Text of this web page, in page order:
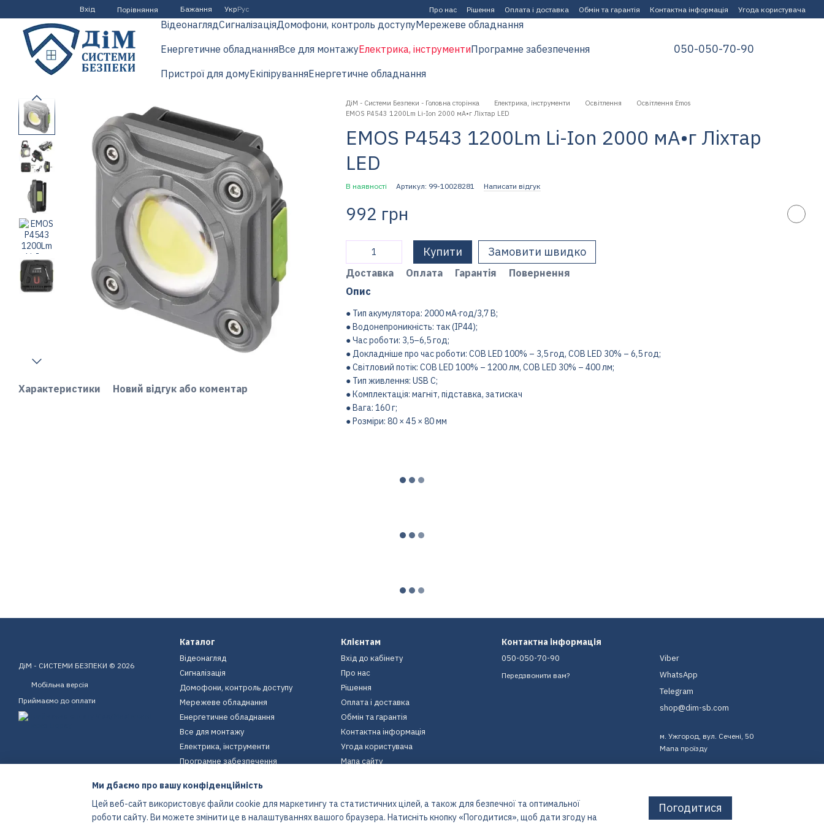
Перейти до основного контенту
Вхід Порівняння Бажання УкрРус Про нас Рішення Оплата і доставка Обмін та гарантія Контактна інформація Угода користувача
ВідеонаглядСигналізаціяДомофони, контроль доступуМережеве обладнання
Енергетичне обладнанняВсе для монтажуЕлектрика, інструментиПрограмне забезпечення
Пристрої для домуЕкіпіруванняЕнергетичне обладнання
050-050-70-90
Характеристики Новий відгук або коментар
ДіМ - Системи Безпеки - Головна сторінка Електрика, інструменти Освітлення
Освітлення Emos
EMOS P4543 1200Lm Li-Ion 2000 мА•г Лiхтар LED
EMOS P4543 1200Lm Li-Ion 2000 мА•г Лiхтар
LED
В наявності Артикул: 99-10028281 Написати відгук
992 грн
Купити Замовити швидко
Доставка Оплата Гарантія
Повернення
Опис
● Тип акумулятора: 2000 мА·год/3,7 В;
● Водонепроникність: так (IP44);
● Час роботи: 3,5–6,5 год;
● Докладніше про час роботи: COB LED 100% – 3,5 год, COB LED 30% – 6,5 год;
● Світловий потік: COB LED 100% – 1200 лм, COB LED 30% – 400 лм;
● Тип живлення: USB C;
● Комплектація: магніт, підставка, затискач
● Вага: 160 г;
● Розміри: 80 × 45 × 80 мм
ДіМ - СИСТЕМИ БЕЗПЕКИ © 2026
Мобільна версія
Приймаємо до оплати
Каталог
Відеонагляд
Сигналізація
Домофони, контроль доступу
Мережеве обладнання
Енергетичне обладнання
Все для монтажу
Електрика, інструменти
Програмне забезпечення
Екіпірування
Енергетичне обладнання
Клієнтам
Вхід до кабінету
Про нас
Рішення
Оплата і доставка
Обмін та гарантія
Контактна інформація
Угода користувача
Мапа сайту
Контактна інформація
050-050-70-90
Передзвонити вам?
Viber
WhatsApp
Telegram
shop@dim-sb.com
м. Ужгород, вул. Сечені, 50
Мапа проїзду
Ми дбаємо про вашу конфіденційність
Цей веб-сайт використовує файли cookie для маркетингу та статистичних цілей, а також для безпечної та оптимальної
роботи сайту. Ви можете змінити це в налаштуваннях вашого браузера. Натисніть кнопку «Погодитися», щоб дати згоду на
Погодитися